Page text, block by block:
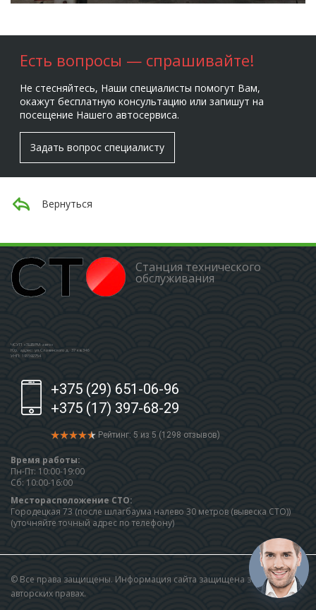
Есть вопросы — спрашивайте!
Не стесняйтесь, Наши специалисты помогут Вам,
окажут бесплатную консультацию или запишут на
посещение Нашего автосервиса.
Задать вопрос специалисту
Вернуться
Станция технического
обслуживания
ЧСУП «ЗШБРМ-авто»
Юр. адрес: ул.Славинского д. 37 кв.346
УНП: 191592754
+375 (29) 651-06-96
+375 (17) 397-68-29
Рейтинг: 5 из 5 (1298 отзывов)
Время работы:
Пн-Пт: 10:00-19:00
Сб: 10:00-16:00
Месторасположение СТО:
Городецкая 73 (после шлагбаума налево 30 метров (вывеска СТО))
(уточняйте точный адрес по телефону)
© Все права защищены. Информация сайта защищена законом об
авторских правах.